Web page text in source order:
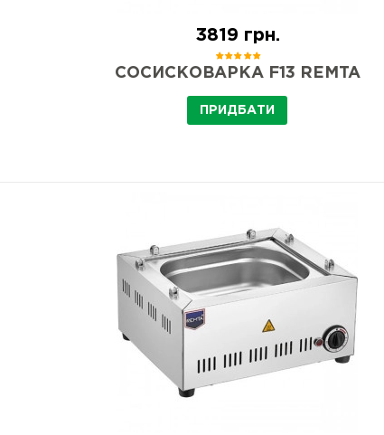
3819 грн.
СОСИСКОВАРКА F13 REMTA
ПРИДБАТИ